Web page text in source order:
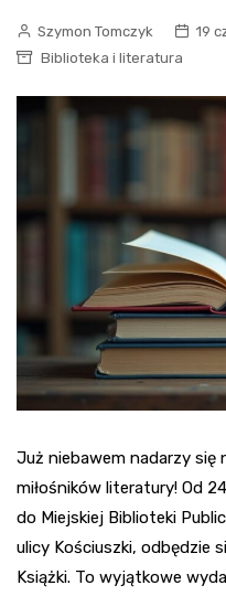
Szymon Tomczyk
19
Biblioteka i literatura
Już niebawem nadarzy się
miłośników literatury! Od
do Miejskiej Biblioteki
ulicy Kościuszki, odbędzie
Książki. To wyjątkowe